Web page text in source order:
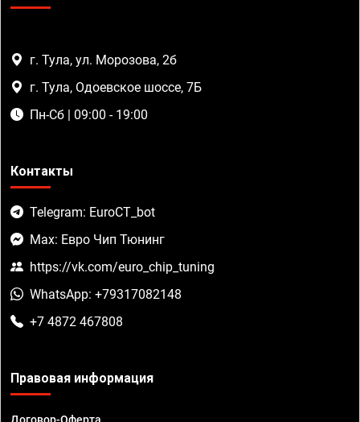
г. Тула, ул. Морозова, 2б
г. Тула, Одоевское шоссе, 7Б
Пн-Сб | 09:00 - 19:00
Контакты
Telegram: EuroCT_bot
Max: Евро Чип Тюнинг
https://vk.com/euro_chip_tuning
WhatsApp: +79317082148
+7 4872 467808
Правовая информация